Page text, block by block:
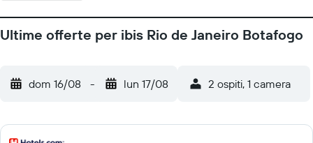
Ultime offerte per ibis Rio de Janeiro Botafogo
dom 16/08 - lun 17/08 2 ospiti, 1 camera